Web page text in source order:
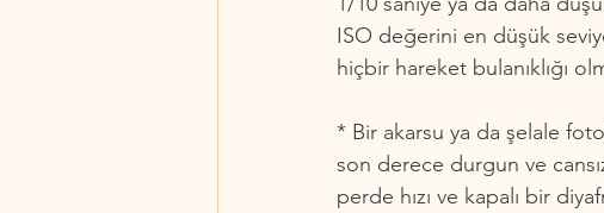
ISO değerini en düşük
hiçbir hareket bulanıklığı
* Bir akarsu ya da şelale
son derece durgun ve
perde hızı ve kapalı bir